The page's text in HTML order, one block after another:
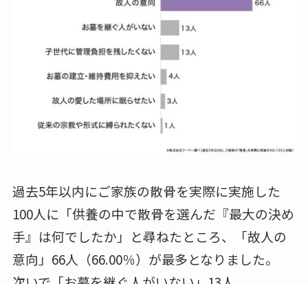
過去5年以内にご家族の散骨を実際に実施した
100人に「供養の中で散骨を選んだ『最大の決め
手』は何でしたか」と尋ねたところ、「故人の
意向」66人（66.00％）が最多となりました。